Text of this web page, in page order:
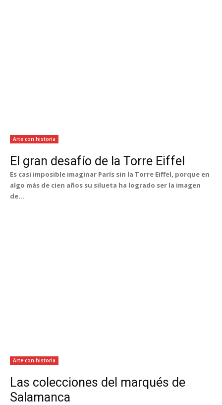
Arte con historia
El gran desafío de la Torre Eiffel
Es casi imposible imaginar París sin la Torre Eiffel, porque en
algo más de cien años su silueta ha logrado ser la imagen
de...
Arte con historia
Las colecciones del marqués de
Salamanca